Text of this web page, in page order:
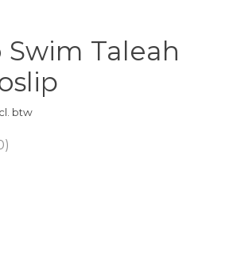
Swim Taleah
btw
dit product is